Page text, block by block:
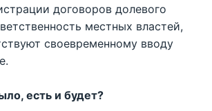
договоров долевого
местных властей,
своевременному вводу
есть и будет?